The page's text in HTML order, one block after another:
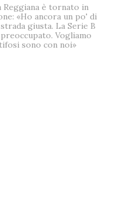
è tornato in
«Ho ancora un po' di
giusta. La Serie B
Vogliamo
sono con noi»